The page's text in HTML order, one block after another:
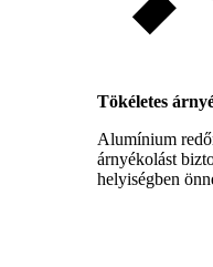
Tökéletes
Alumínium
árnyékolást
helyiségben